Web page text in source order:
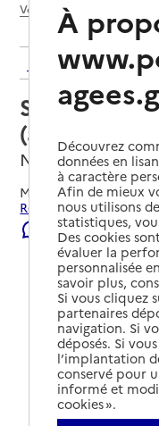
Voir le fil d’Ariane
Retour aux
Service
(aide) – Azaé
Nice, ALPES-
Mis à jour le23/07/
Rechercher les
Signaler une erreur
À
Découvrez
données en
à caractère
Afin de mieux
nous utilisons
statistiques,
Des cookies
évaluer la
personnalisée
savoir plus,
Si vous cliquez
partenaires
navigation. Si
déposés. Si
l’implantation
conservé pour
informé et
cookies ».